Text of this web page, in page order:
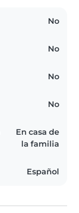
No
No
No
No
En casa de
la familia
Español